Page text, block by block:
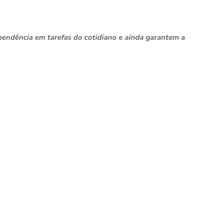
em tarefas do cotidiano e ainda garantem a